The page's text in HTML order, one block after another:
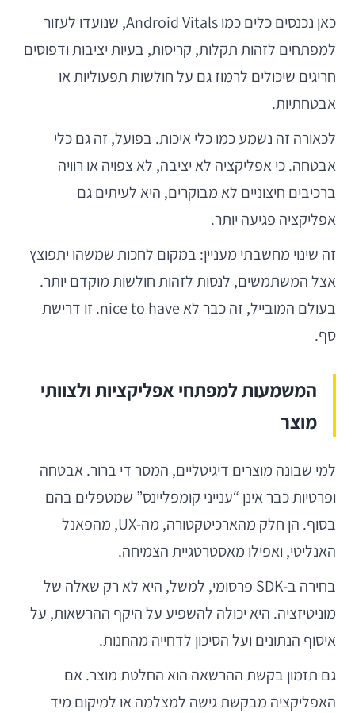
כאן נכנסים כלים כמו Android Vitals, שנועדו לעזור
למפתחים לזהות תקלות, קריסות, בעיות יציבות ודפוסים
חריגים שיכולים לרמוז גם על חולשות תפעוליות או
אבטחתיות.
לכאורה זה נשמע כמו כלי איכות. בפועל, זה גם כלי
אבטחה. כי אפליקציה לא יציבה, לא צפויה או רוויה
ברכיבים חיצוניים לא מבוקרים, היא לעיתים גם
אפליקציה פגיעה יותר.
זה שינוי מחשבתי מעניין: במקום לחכות שמשהו יתפוצץ
אצל המשתמשים, לנסות לזהות חולשות מוקדם יותר.
בעולם המובייל, זה כבר לא nice to have. זו דרישת
סף.
המשמעות למפתחי אפליקציות ולצוותי
מוצר
למי שבונה מוצרים דיגיטליים, המסר די ברור. אבטחה
ופרטיות כבר אינן “ענייני קומפליינס” שמטפלים בהם
בסוף. הן חלק מהארכיטקטורה, מה-UX, מהפאנל
האנליטי, ואפילו מאסטרטגיית הצמיחה.
בחירה ב-SDK פרסומי, למשל, היא לא רק שאלה של
מוניטיזציה. היא יכולה להשפיע על היקף ההרשאות, על
איסוף הנתונים ועל הסיכון לדחייה מהחנות.
גם תזמון בקשת ההרשאה הוא החלטת מוצר. אם
האפליקציה מבקשת גישה למצלמה או למיקום מיד